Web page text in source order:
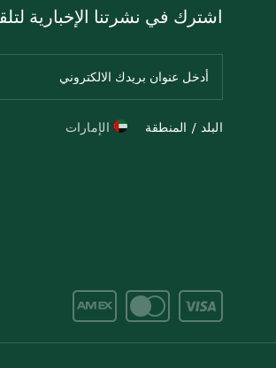
اشترك في نشرتنا الإخبارية
البلد / المنطقة الإمارات